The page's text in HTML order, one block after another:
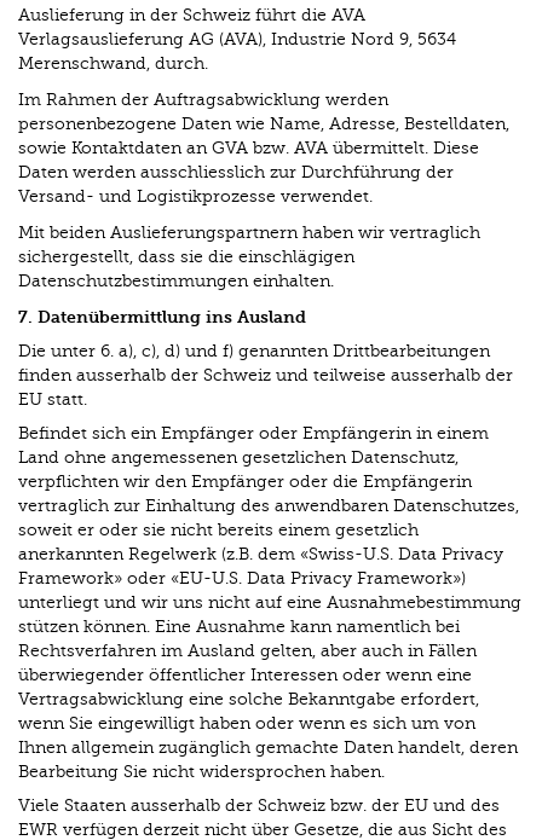
Auslieferung in der Schweiz führt die AVA
Verlagsauslieferung AG (AVA), Industrie Nord 9, 5634
Merenschwand, durch.
Im Rahmen der Auftragsabwicklung werden
personenbezogene Daten wie Name, Adresse, Bestelldaten,
sowie Kontaktdaten an GVA bzw. AVA übermittelt. Diese
Daten werden ausschliesslich zur Durchführung der
Versand- und Logistikprozesse verwendet.
Mit beiden Auslieferungspartnern haben wir vertraglich
sichergestellt, dass sie die einschlägigen
Datenschutzbestimmungen einhalten.
7. Datenübermittlung ins Ausland
Die unter 6. a), c), d) und f) genannten Drittbearbeitungen
finden ausserhalb der Schweiz und teilweise ausserhalb der
EU statt.
Befindet sich ein Empfänger oder Empfängerin in einem
Land ohne angemessenen gesetzlichen Datenschutz,
verpflichten wir den Empfänger oder die Empfängerin
vertraglich zur Einhaltung des anwendbaren Datenschutzes,
soweit er oder sie nicht bereits einem gesetzlich
anerkannten Regelwerk (z.B. dem «Swiss-U.S. Data Privacy
Framework» oder «EU-U.S. Data Privacy Framework»)
unterliegt und wir uns nicht auf eine Ausnahmebestimmung
stützen können. Eine Ausnahme kann namentlich bei
Rechtsverfahren im Ausland gelten, aber auch in Fällen
überwiegender öffentlicher Interessen oder wenn eine
Vertragsabwicklung eine solche Bekanntgabe erfordert,
wenn Sie eingewilligt haben oder wenn es sich um von
Ihnen allgemein zugänglich gemachte Daten handelt, deren
Bearbeitung Sie nicht widersprochen haben.
Viele Staaten ausserhalb der Schweiz bzw. der EU und des
EWR verfügen derzeit nicht über Gesetze, die aus Sicht des